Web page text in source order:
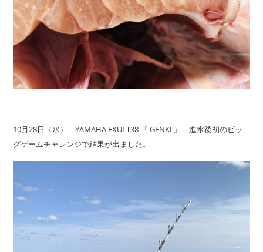
10月28日（水） YAMAHA EXULT38 『 GENKI 』 進水後初のビッ
グゲームチャレンジで結果が出ました。